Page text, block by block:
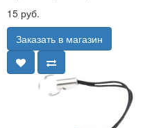
15 руб.
Заказать в магазин